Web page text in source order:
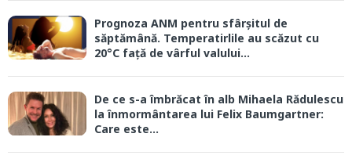
Prognoza ANM pentru sfârșitul de
săptămână. Temperatirlile au scăzut cu
20°C față de vârful valului...
De ce s-a îmbrăcat în alb Mihaela Rădulescu
la înmormântarea lui Felix Baumgartner:
Care este...